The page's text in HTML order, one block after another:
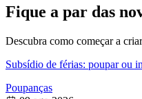
Fique a par das
Descubra como começar a
Subsídio de férias: poupar ou
Poupanças